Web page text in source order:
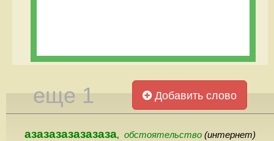
еще 1 Добавить слово
азазазазазазаза, обстоятельство (интернет)